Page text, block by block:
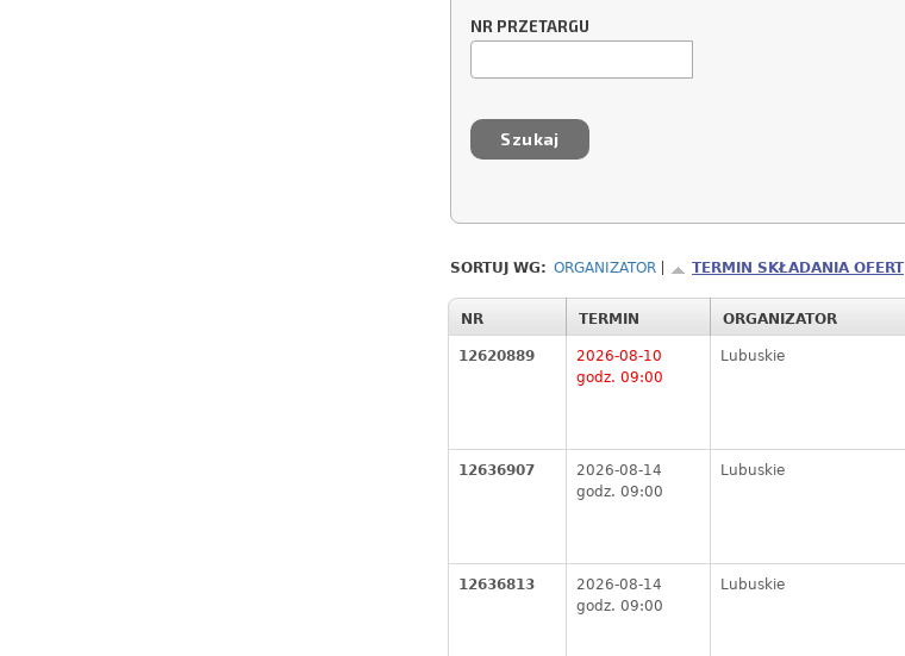
NR PRZETARGU
SORTUJ WG: ORGANIZATOR TERMIN SKŁADANIA OFERT
NR TERMIN ORGANIZATOR
12620889
2026-08-10
godz. 09:00
Lubuskie
12636907
2026-08-14
godz. 09:00
Lubuskie
12636813
2026-08-14
godz. 09:00
Lubuskie